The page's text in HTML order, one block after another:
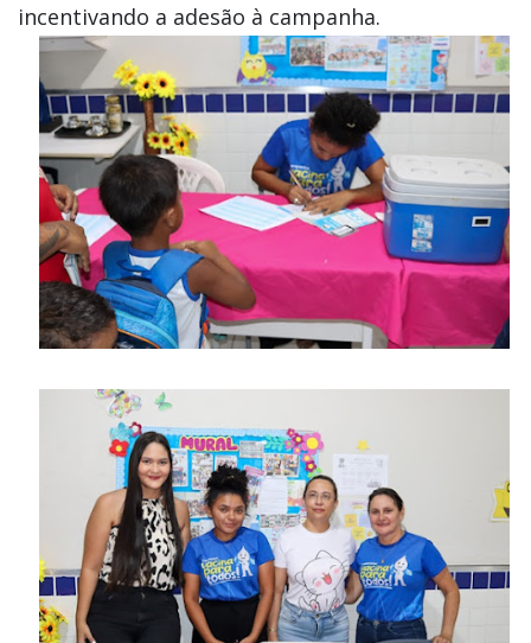
incentivando a adesão à campanha.